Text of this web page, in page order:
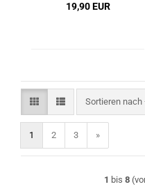
19,90 EUR
Sortieren nach
Sortieren nach
1 2 3 »
1 bis 8